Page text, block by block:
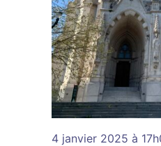
4 janvier 2025 à